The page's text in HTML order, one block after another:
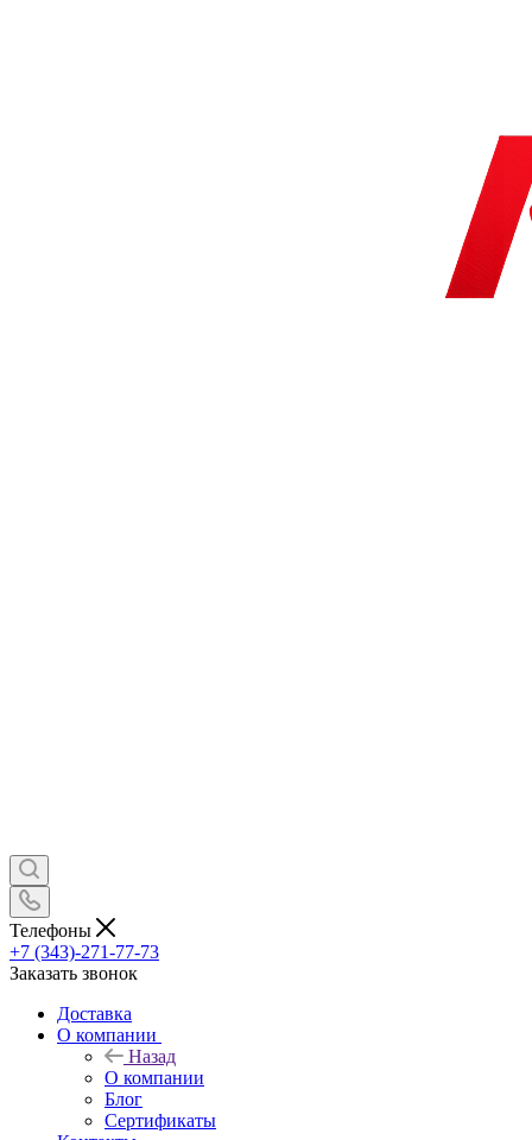
Телефоны
+7 (343)-271-77-73
Заказать звонок
Доставка
О компании
Назад
О компании
Блог
Сертификаты